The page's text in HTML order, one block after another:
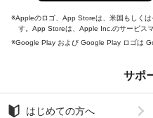
Appleのロゴ、App Storeは、米国もしく
す。App Storeは、Apple Inc.のサービスマ
Google Play および Google Play ロゴは
サポ
はじめての方へ